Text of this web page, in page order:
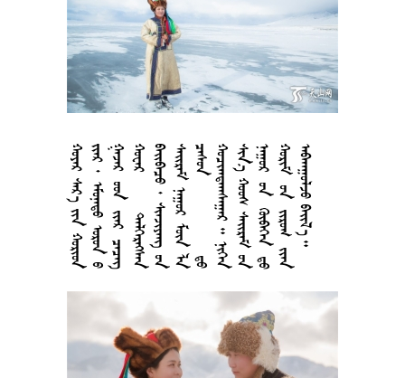



























































































































































































 